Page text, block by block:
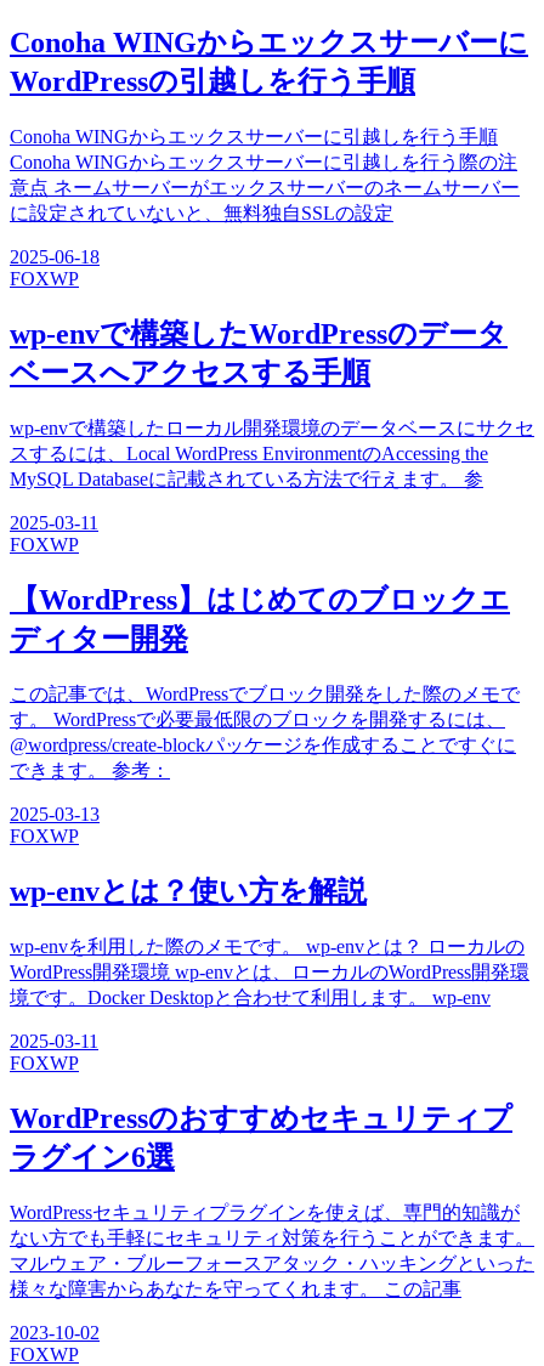
Conoha WINGからエックスサーバーに
WordPressの引越しを行う手順
Conoha WINGからエックスサーバーに引越しを行う手順
Conoha WINGからエックスサーバーに引越しを行う際の注
意点 ネームサーバーがエックスサーバーのネームサーバー
に設定されていないと、無料独自SSLの設定
2025-06-18
FOXWP
wp-envで構築したWordPressのデータ
ベースへアクセスする手順
wp-envで構築したローカル開発環境のデータベースにサクセ
スするには、Local WordPress EnvironmentのAccessing the
MySQL Databaseに記載されている方法で行えます。 参
2025-03-11
FOXWP
【WordPress】はじめてのブロックエ
ディター開発
この記事では、WordPressでブロック開発をした際のメモで
す。 WordPressで必要最低限のブロックを開発するには、
@wordpress/create-blockパッケージを作成することですぐに
できます。 参考：
2025-03-13
FOXWP
wp-envとは？使い方を解説
wp-envを利用した際のメモです。 wp-envとは？ ローカルの
WordPress開発環境 wp-envとは、ローカルのWordPress開発環
境です。Docker Desktopと合わせて利用します。 wp-env
2025-03-11
FOXWP
WordPressのおすすめセキュリティプ
ラグイン6選
WordPressセキュリティプラグインを使えば、専門的知識が
ない方でも手軽にセキュリティ対策を行うことができます。
マルウェア・ブルーフォースアタック・ハッキングといった
様々な障害からあなたを守ってくれます。 この記事
2023-10-02
FOXWP